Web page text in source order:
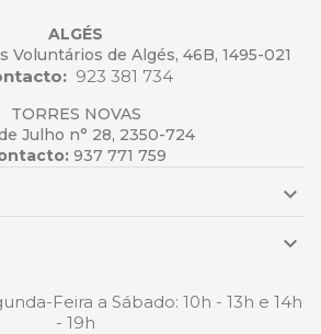
ALGÉS
Voluntários de Algés, 46B, 1495-021
923 381 734
TORRES NOVAS
Julho n° 28, 2350-724
937 771 759


Feira a Sábado: 10h - 13h e 14h
- 19h